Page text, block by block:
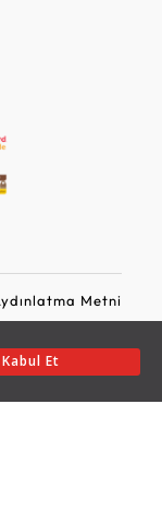
Kabul Et
Metni